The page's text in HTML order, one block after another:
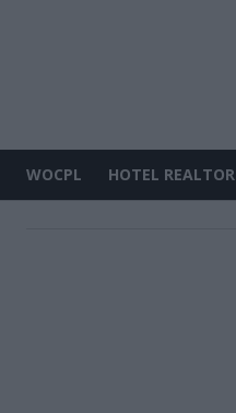
WOCPL HOTEL REALTOR